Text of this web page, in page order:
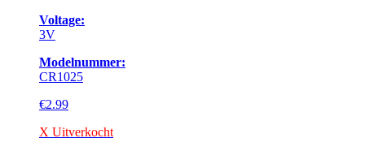
Voltage:
3V
Modelnummer:
CR1025
€2.99
X Uitverkocht